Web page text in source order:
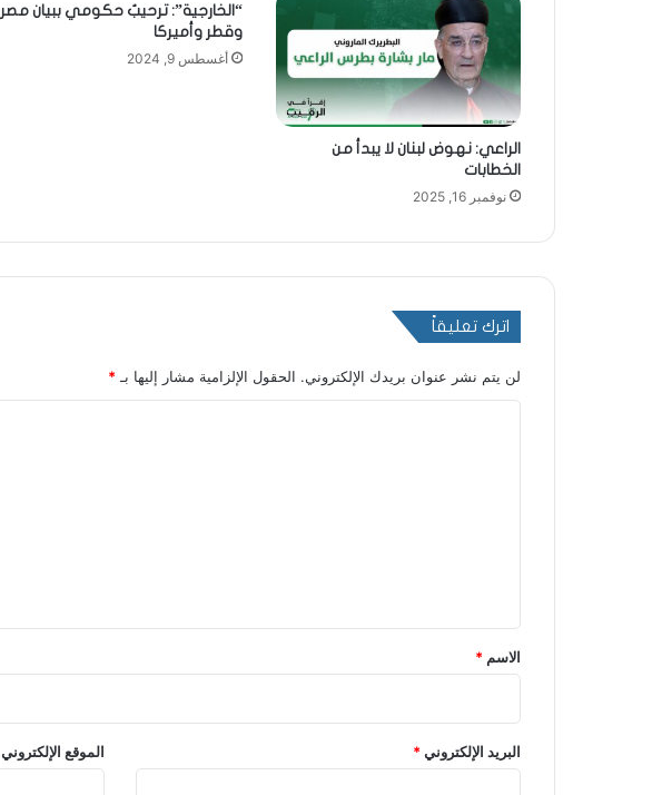
الراعي: نهوض لبنان لا يبدأ من
الخطابات
نوفمبر 16, 2025
“الخارجية”: ترحيبٌ حكومي ببيان مصر
وقطر وأميركا
أغسطس 9, 2024
اترك تعليقاً
لن يتم نشر عنوان بريدك الإلكتروني. الحقول الإلزامية مشار إليها بـ *
*
الاسم *
البريد الإلكتروني* الموقع الإلكتروني